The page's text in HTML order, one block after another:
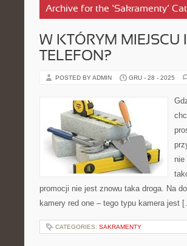
Archive for the ‘Sakramenty’
W KTÓRYM
TELEFON?
POSTED BY ADMIN GRU - 28 - 2025
nie
promocji nie jest znowu taka droga. Na
kamery red one – tego typu kamera jest
CATEGORIES: SAKRAMENTY